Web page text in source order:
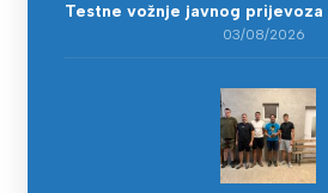
Testne vožnje javnog
03/08/2026